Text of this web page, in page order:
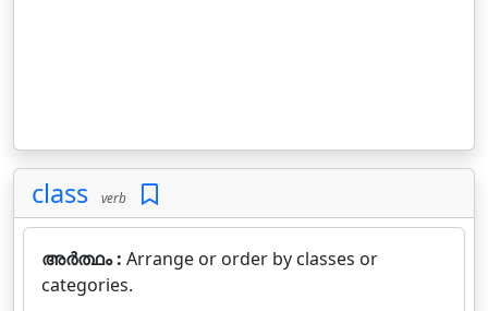
class verb
അർത്ഥം : Arrange or order by classes or
categories.